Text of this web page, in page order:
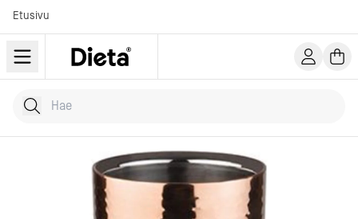
Etusivu
Hae tuotteita
Kirjoita hakusana...